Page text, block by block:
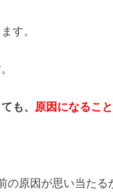
す。
も、 原因になるこ
原因が思い当たる